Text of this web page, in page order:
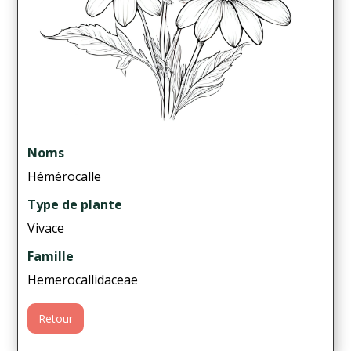
Noms
Hémérocalle
Type de plante
Vivace
Famille
Hemerocallidaceae
Retour